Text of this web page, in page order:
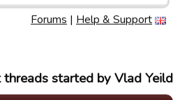
Forums | Help & Support
threads started by Vlad Yeild